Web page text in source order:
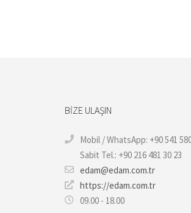
BIZE ULAŞIN
Mobil / WhatsApp: +90 541
Sabit Tel.: +90 216 481 30 23
edam@edam.com.tr
https://edam.com.tr
09.00 - 18.00